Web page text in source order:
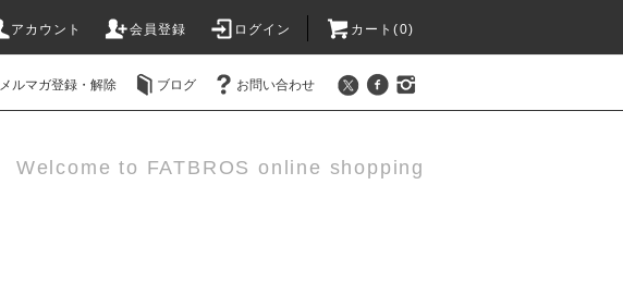
アカウント 会員登録 ログイン カート(0)
メルマガ登録・解除 ブログ お問い合わせ
Welcome to FATBROS online shopping